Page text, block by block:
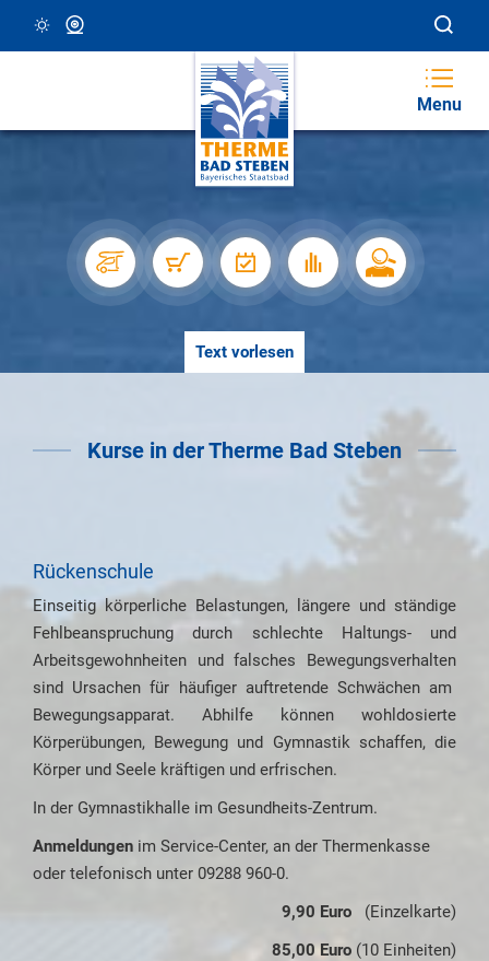
24 °C, Klar/Sonnig
Menu
Text vorlesen
Kurse in der Therme Bad Steben
Rückenschule
Einseitig körperliche Belastungen, längere und ständige
Fehlbeanspruchung durch schlechte Haltungs- und
Arbeitsgewohnheiten und falsches Bewegungsverhalten
sind Ursachen für häufiger auftretende Schwächen am
Bewegungsapparat. Abhilfe können wohldosierte
Körperübungen, Bewegung und Gymnastik schaffen, die
Körper und Seele kräftigen und erfrischen.
In der Gymnastikhalle im Gesundheits-Zentrum.
Anmeldungen im Service-Center, an der Thermenkasse
oder telefonisch unter 09288 960-0.
9,90 Euro (Einzelkarte)
85,00 Euro (10 Einheiten)